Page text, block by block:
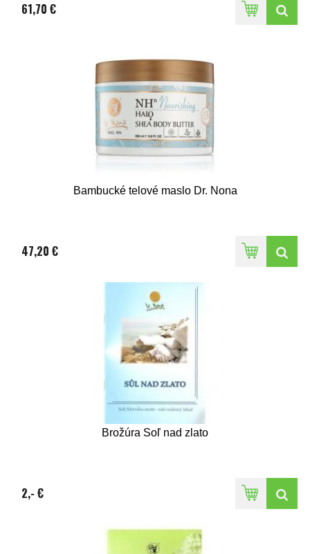
61,70 €
Bambucké telové maslo Dr. Nona
47,20 €
Brožúra Soľ nad zlato
2,- €